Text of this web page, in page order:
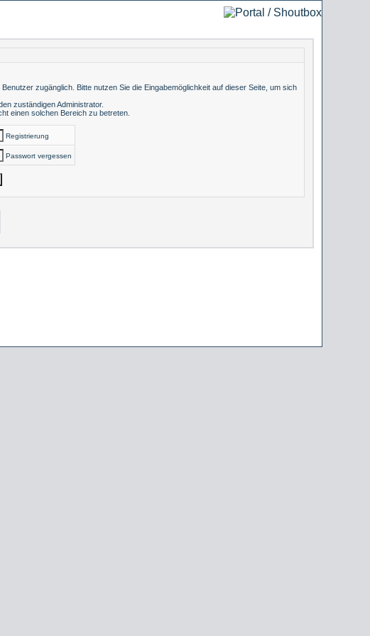
zugänglich. Bitte nutzen Sie die Eingabemöglichkeit auf dieser Seite, um sich
zuständigen Administrator.
einen solchen Bereich zu betreten.
Registrierung
Passwort vergessen